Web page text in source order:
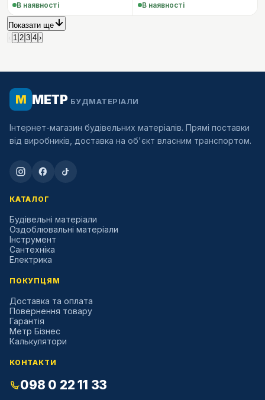
В наявності В наявності
Показати ще
1 2 3 4 ›
М МЕТР БУДМАТЕРІАЛИ
Інтернет-магазин будівельних матеріалів. Прямі поставки
від виробників, доставка на об'єкт власним транспортом.
КАТАЛОГ
Будівельні матеріали
Оздоблювальні матеріали
Інструмент
Сантехніка
Електрика
ПОКУПЦЯМ
Доставка та оплата
Повернення товару
Гарантія
Метр Бізнес
Калькулятори
КОНТАКТИ
098 0 22 11 33